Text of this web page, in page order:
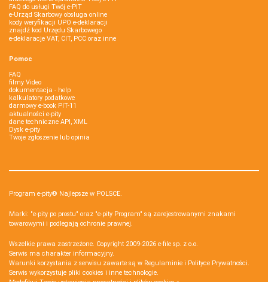
FAQ do usługi Twój e-PIT
e-Urząd Skarbowy obsługa online
kody weryfikacji UPO e-deklaracji
znajdź kod Urzędu Skarbowego
e-deklaracje VAT, CIT, PCC oraz inne
Pomoc
FAQ
filmy Video
dokumentacja - help
kalkulatory podatkowe
darmowy e-book PIT-11
aktualności e-pity
dane techniczne API, XML
Dysk e-pity
Twoje zgłoszenie lub opinia
Program e-pity® Najlepsze w POLSCE.
Marki: "e-pity po prostu" oraz "e-pity Program" są zarejestrowanymi znakami
towarowymi i podlegają ochronie prawnej.
Wszelkie prawa zastrzeżone. Copyright 2009-2026 e-file sp. z o.o.
Serwis ma charakter informacyjny.
Warunki korzystania z serwisu zawarte są w Regulaminie i Polityce Prywatności.
Serwis wykorzystuje pliki cookies i inne technologie.